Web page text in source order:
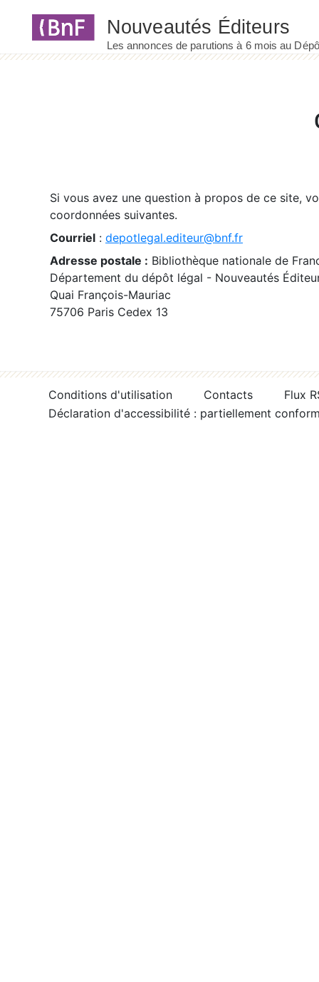
Si vous avez une question à propos de ce site,
coordonnées suivantes.
Courriel : depotlegal.editeur@bnf.fr
Adresse postale : Bibliothèque nationale de
Département du dépôt légal - Nouveautés
Quai François-Mauriac
75706 Paris Cedex 13
Conditions d'utilisation Contacts
Flux
Déclaration d'accessibilité : partiellement